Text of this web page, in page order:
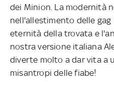
dei Minion. La modernità
nell'allestimento delle gag
eternità della trovata e
nostra versione italiana
diverte molto a dar vita a
misantropi delle fiabe!